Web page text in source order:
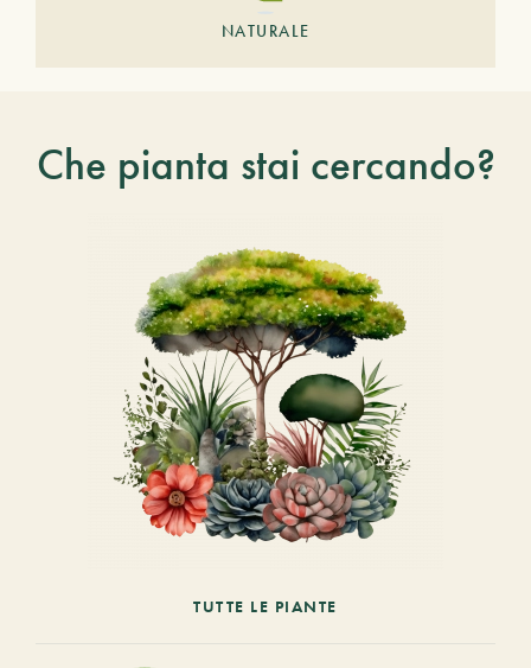
NATURALE
Che pianta stai cercando?
TUTTE LE PIANTE